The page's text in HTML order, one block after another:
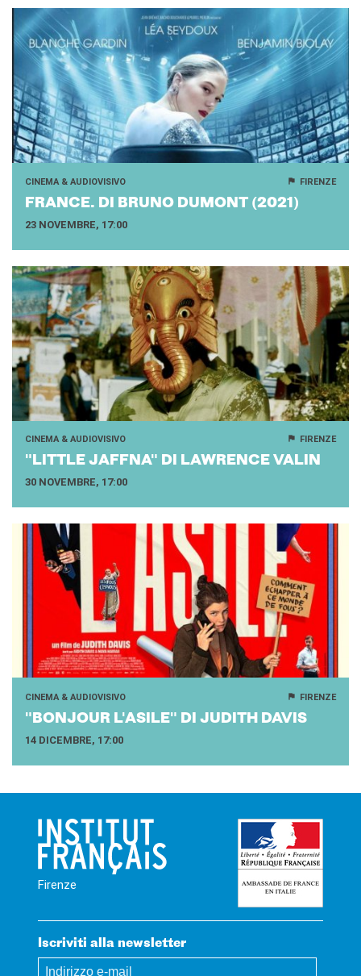
CINEMA & AUDIOVISIVO FIRENZE
FRAN­CE. DI BRUNO DU­MONT (2021)
23 NOVEMBRE, 17:00
CINEMA & AUDIOVISIVO FIRENZE
"LIT­TLE JAFF­NA" DI LA­W­REN­CE VALIN
30 NOVEMBRE, 17:00
CINEMA & AUDIOVISIVO FIRENZE
"BO­N­JOUR L'A­SI­LE" DI JU­DITH DAVIS
14 DICEMBRE, 17:00
Firenze
Iscriviti alla newsletter